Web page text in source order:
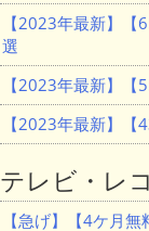
【2023年最新】【
選
【2023年最新】
【2023年最新】
テレビ・レ
【急げ】【4ケ月